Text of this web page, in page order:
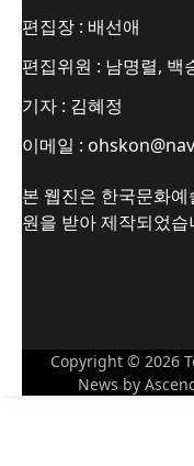
편집장 : 배선애
편집위원 : 남명렬, 백
기자 : 김혜정
이메일 :
본 웹진은 한국문화
원을 받아 제작되었습
Copyright © 2026
News by